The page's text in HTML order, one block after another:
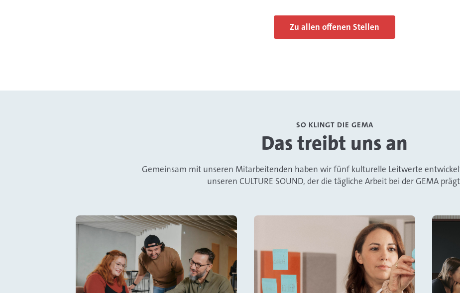
Zu allen offenen Stellen
SO KLINGT DIE GEMA
Das treibt uns an
Gemeinsam mit unseren Mitarbeitenden haben wir fünf kulturelle Leitwerte
unseren CULTURE SOUND, der die tägliche Arbeit bei der GEMA